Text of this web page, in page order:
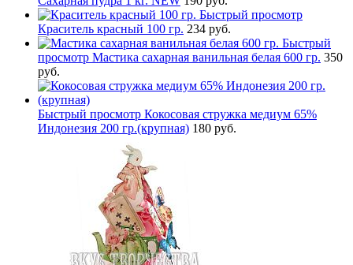
Быстрый просмотр
Краситель красный 100 гр. 234 руб.
Быстрый
просмотр Мастика сахарная ванильная белая 600 гр. 350
руб.
Быстрый просмотр Кокосовая стружка медиум 65%
Индонезия 200 гр.(крупная) 180 руб.